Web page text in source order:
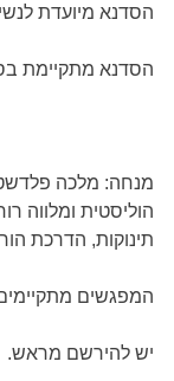
הסדנא מיועדת לנשים חודש עד
הסדנא מתקיימת
מנחה: מלכה
תינוקות, הדרכת
המפגשים
יש להירשם מראש.